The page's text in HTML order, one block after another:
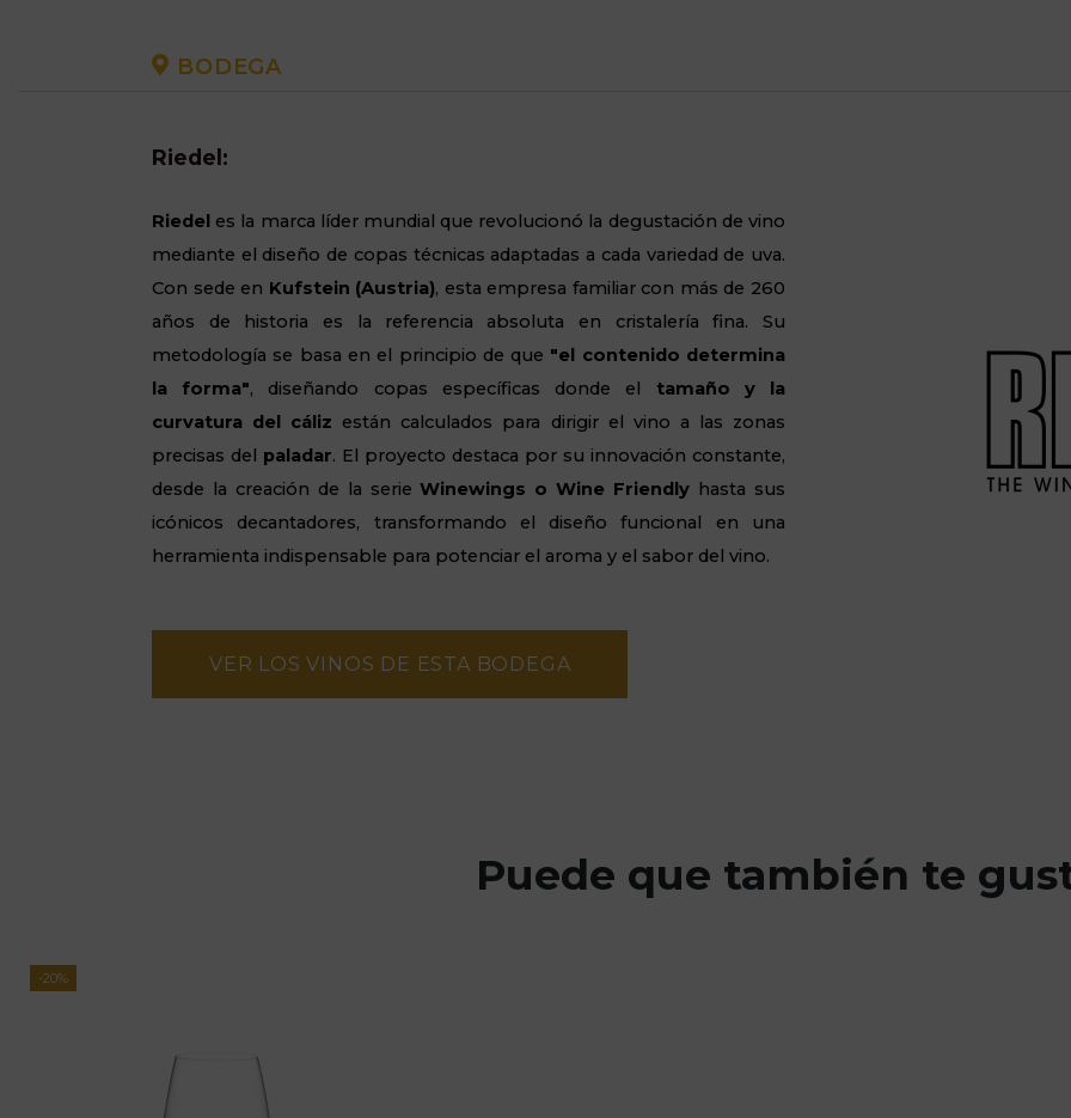
BODEGA
Riedel:
Riedel es la marca líder mundial que revolucionó la degustación de vino
mediante el diseño de copas técnicas adaptadas a cada variedad de uva.
Con sede en Kufstein (Austria), esta empresa familiar con más de 260
años de historia es la referencia absoluta en cristalería fina. Su
metodología se basa en el principio de que "el contenido determina
la forma", diseñando copas específicas donde el tamaño y la
curvatura del cáliz están calculados para dirigir el vino a las zonas
precisas del paladar. El proyecto destaca por su innovación constante,
desde la creación de la serieWinewings o Wine Friendly hasta sus
icónicos decantadores, transformando el diseño funcional en una
herramienta indispensable para potenciar el aroma y el sabor del vino.
VER LOS VINOS DE ESTA BODEGA
Puede que también te
-20%